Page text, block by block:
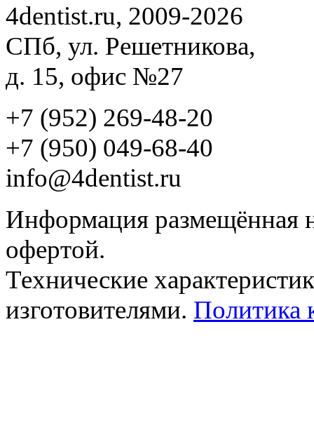
4dentist.ru, 2009-2026
СПб, ул. Решетникова,
д. 15, офис №27
+7 (952) 269-48-20
‪+7 (950) 049-68-40
info@4dentist.ru
Информация размещённая
офертой.
Технические
изготовителями. Политика